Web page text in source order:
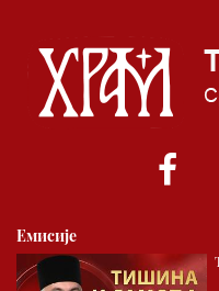
*најважније вести
Емисије